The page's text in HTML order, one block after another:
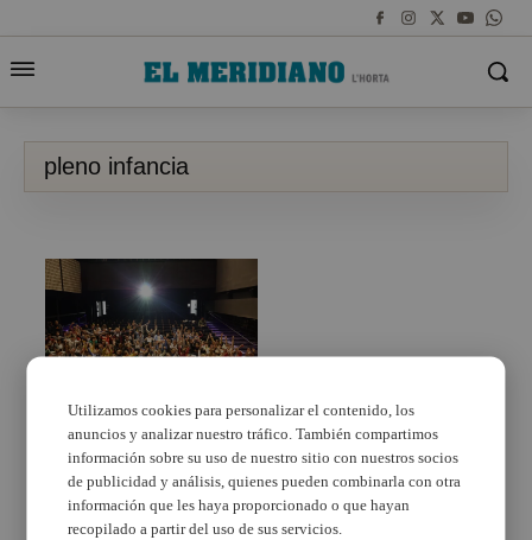
pleno infancia
Massanassa anuncia la
creación del Consejo
Local de Infancia y
Adolescencia
Utilizamos cookies para personalizar el contenido, los
anuncios y analizar nuestro tráfico. También compartimos
información sobre su uso de nuestro sitio con nuestros socios
de publicidad y análisis, quienes pueden combinarla con otra
información que les haya proporcionado o que hayan
recopilado a partir del uso de sus servicios.